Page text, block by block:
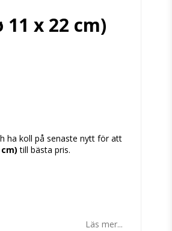
x 22 cm)
ha koll på senaste nytt för att
till bästa pris.
Läs mer...